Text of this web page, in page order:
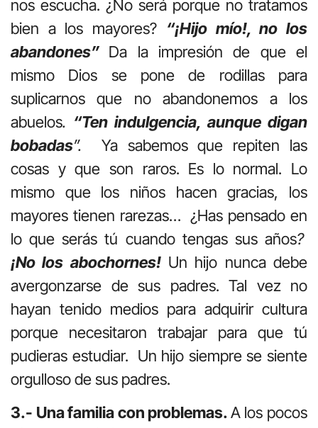
nos escucha. ¿No será porque no tratamos
bien a los mayores? “¡Hijo mío!, no los
abandones” Da la impresión de que el
mismo Dios se pone de rodillas para
suplicarnos que no abandonemos a los
abuelos. “Ten indulgencia, aunque digan
bobadas”. Ya sabemos que repiten las
cosas y que son raros. Es lo normal. Lo
mismo que los niños hacen gracias, los
mayores tienen rarezas… ¿Has pensado en
lo que serás tú cuando tengas sus años?
¡No los abochornes!Un hijo nunca debe
avergonzarse de sus padres. Tal vez no
hayan tenido medios para adquirir cultura
porque necesitaron trabajar para que tú
pudieras estudiar. Un hijo siempre se siente
orgulloso de sus padres.
3.- Una familia con problemas.A los pocos